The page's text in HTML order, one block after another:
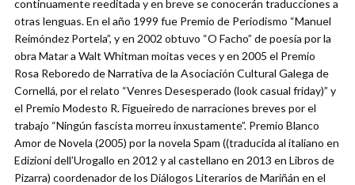
continuamente reeditada y en breve se conocerán traducciones a
otras lenguas. En el año 1999 fue Premio de Periodismo “Manuel
Reimóndez Portela”, y en 2002 obtuvo “O Facho” de poesía por la
obra Matar a Walt Whitman moitas veces y en 2005 el Premio
Rosa Reboredo de Narrativa de la Asociación Cultural Galega de
Cornellá, por el relato “Venres Desesperado (look casual friday)” y
el Premio Modesto R. Figueiredo de narraciones breves por el
trabajo “Ningún fascista morreu inxustamente”. Premio Blanco
Amor de Novela (2005) por la novela Spam ((traducida al italiano en
Edizioni dell’Urogallo en 2012 y al castellano en 2013 en Libros de
Pizarra) coordenador de los Diálogos Literarios de Mariñán en el